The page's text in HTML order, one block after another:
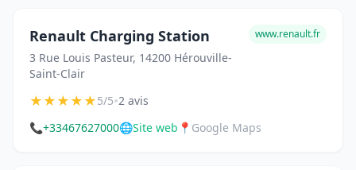
Renault Charging Station
3 Rue Louis Pasteur, 14200 Hérouville-
Saint-Clair
www.renault.fr
★★★★★5/5•2 avis
📞+33467627000🌐Site web 📍 Google Maps